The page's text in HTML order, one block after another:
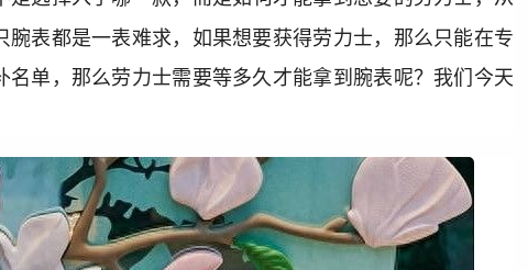
表都是一表难求，如果想要获得劳力士，那么只能在专
单，那么劳力士需要等多久才能拿到腕表呢？我们今天